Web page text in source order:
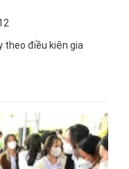
theo điều kiện gia